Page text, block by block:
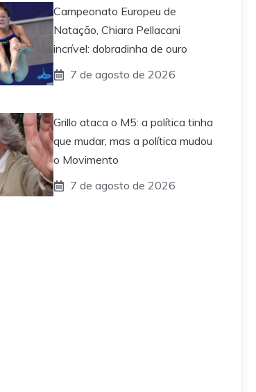
Campeonato Europeu de
Natação, Chiara Pellacani
incrível: dobradinha de ouro
7 de agosto de 2026
Grillo ataca o M5: a política tinha
que mudar, mas a política mudou
o Movimento
7 de agosto de 2026